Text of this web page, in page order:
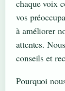
chaque voix
vos
à améliorer
attentes.
conseils et
Pourquoi